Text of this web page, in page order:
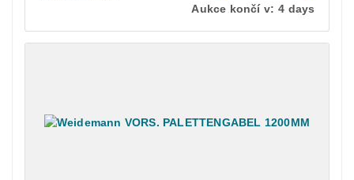
Aukce končí v: 4 days